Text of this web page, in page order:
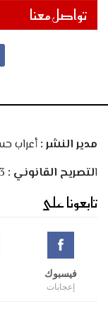
تواصل معنا
مدير النشر :أعراب
التصريح القانوني :
تابعونا على
فيسبوك
إعجابات